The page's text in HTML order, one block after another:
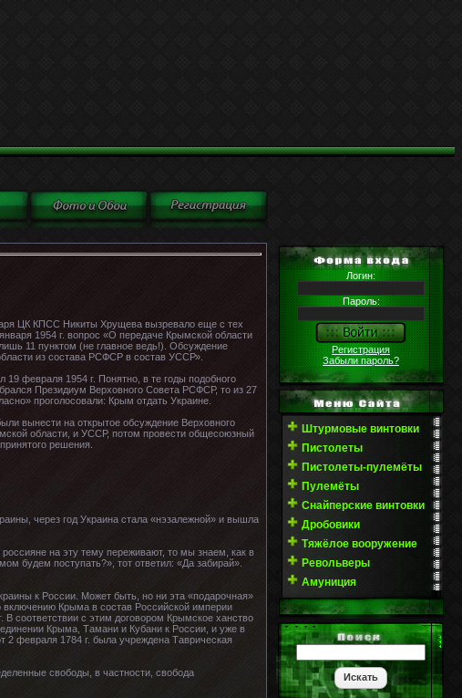
ЦК КПСС Никиты Хрущева вызревало еще с тех
1954 г. вопрос «О передаче Крымской области
11 пунктом (не главное ведь!). Обсуждение
из состава РСФСР в состав УССР».
февраля 1954 г. Понятно, в те годы подобного
Президиум Верховного Совета РСФСР, то из 27
проголосовали: Крым отдать Украине.
вынести на открытое обсуждение Верховного
области, и УССР, потом провести общесоюзный
решения.
через год Украина стала «нэзалежной» и вышла
на эту тему переживают, то мы знаем, как в
будем поступать?», тот ответил: «Да забирай».
к России. Может быть, но ни эта «подарочная»
включению Крыма в состав Российской империи
соответствии с этим договором Крымское ханство
Крыма, Тамани и Кубани к России, и уже в
2 февраля 1784 г. была учреждена Таврическая
свободы, в частности, свобода
Логин:
Пароль:
Регистрация
Забыли пароль?
Штурмовые винтовки
Пистолеты
Пистолеты-пулемёты
Пулемёты
Снайперские винтовки
Дробовики
Тяжёлое вооружение
Револьверы
Амуниция